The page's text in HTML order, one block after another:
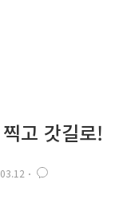
고 갓길로!